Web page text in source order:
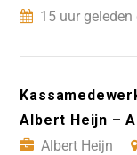
15 uur
Albert Heijn –
Albert Heijn